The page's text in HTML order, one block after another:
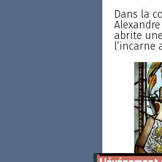
Dans la
abrite
l’incarne